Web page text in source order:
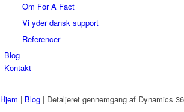
Om For A Fact
Vi yder dansk support
Referencer
Blog
Kontakt
Hjem | Blog | Detaljeret gennemgang af Dynamics